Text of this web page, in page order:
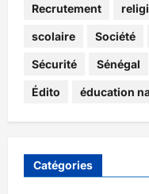
Recrutement
scolaire Société
Sécurité Sénégal
Édito éducation
Catégories